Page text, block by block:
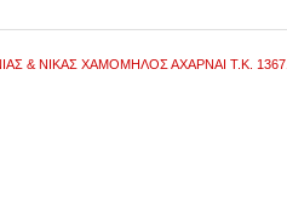
& ΝΙΚΑΣ ΧΑΜΟΜΗΛΟΣ ΑΧΑΡΝΑΙ Τ.Κ.